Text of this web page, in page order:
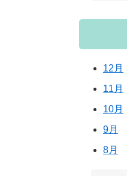
12月
11月
10月
9月
8月